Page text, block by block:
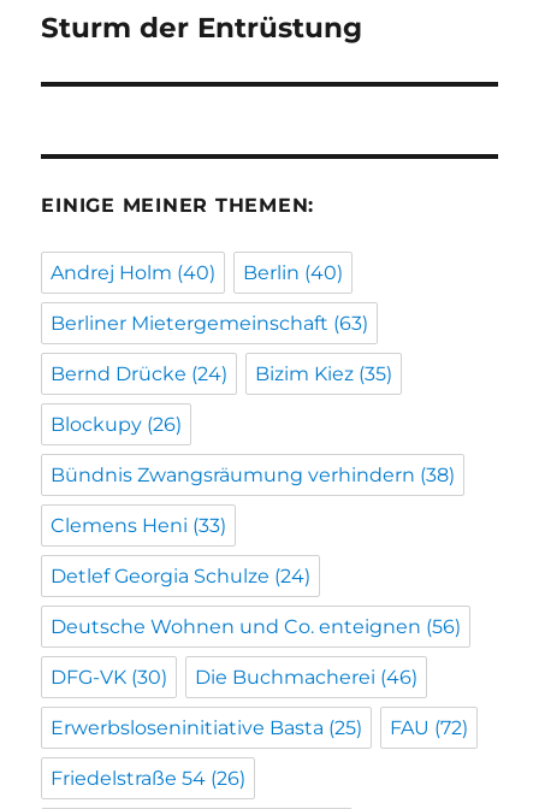
Nächster
Sturm der Entrüstung
EINIGE MEINER THEMEN:
Andrej Holm (40) Berlin (40)
Berliner Mietergemeinschaft (63)
Bernd Drücke (24) Bizim Kiez (35)
Blockupy (26)
Bündnis Zwangsräumung verhindern (38)
Clemens Heni (33)
Detlef Georgia Schulze (24)
Deutsche Wohnen und Co. enteignen (56)
DFG-VK (30) Die Buchmacherei (46)
Erwerbsloseninitiative Basta (25) FAU (72)
Friedelstraße 54 (26)